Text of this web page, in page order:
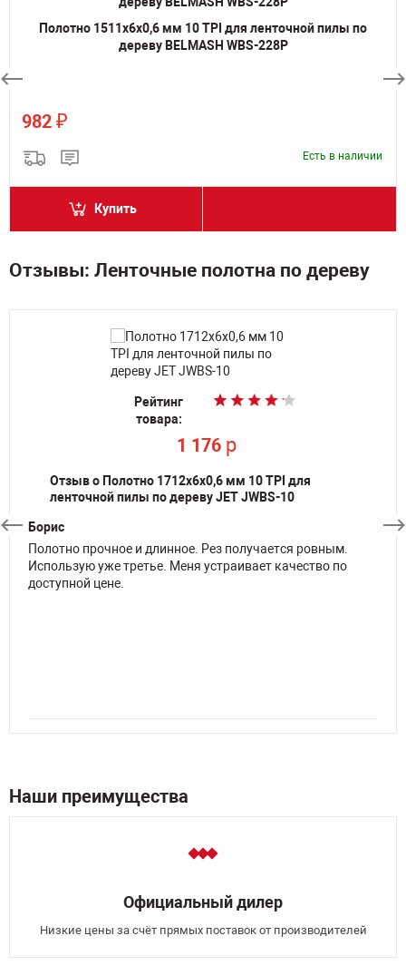
Полотно 1511х6х0,6 мм 10 TPI для ленточной пилы по
дереву BELMASH WBS-228P
982 ₽
Есть в наличии
Купить
Отзывы: Ленточные полотна по дереву
Рейтинг
товара:
1 176 p
Отзыв о Полотно 1712х6х0,6 мм 10 TPI для
ленточной пилы по дереву JET JWBS-10
Борис
Полотно прочное и длинное. Рез получается ровным.
Использую уже третье. Меня устраивает качество по
доступной цене.
Рейтинг
товара:
1 176 p
Рейтинг
товара:
1 426 p
Рейтинг
товара:
1 498 p
Рейтинг
товара:
1 426 p
Рейтинг
товара:
1 426 p
Рейтинг
товара:
p
Наши преимущества
Официальный дилер
Низкие цены за счёт прямых поставок от производителей